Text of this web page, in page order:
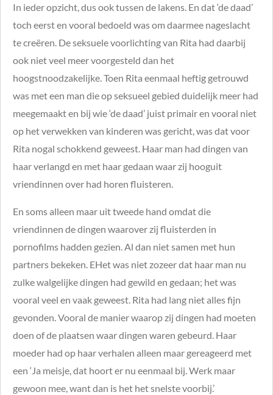
In ieder opzicht, dus ook tussen de lakens. En dat ‘de daad’
toch eerst en vooral bedoeld was om daarmee nageslacht
te creëren. De seksuele voorlichting van Rita had daarbij
ook niet veel meer voorgesteld dan het
hoogstnoodzakelijke. Toen Rita eenmaal heftig getrouwd
was met een man die op seksueel gebied duidelijk meer had
meegemaakt en bij wie ‘de daad’ juist primair en vooral niet
op het verwekken van kinderen was gericht, was dat voor
Rita nogal schokkend geweest. Haar man had dingen van
haar verlangd en met haar gedaan waar zij hooguit
vriendinnen over had horen fluisteren.
En soms alleen maar uit tweede hand omdat die
vriendinnen de dingen waarover zij fluisterden in
pornofilms hadden gezien. Al dan niet samen met hun
partners bekeken. EHet was niet zozeer dat haar man nu
zulke walgelijke dingen had gewild en gedaan; het was
vooral veel en vaak geweest. Rita had lang niet alles fijn
gevonden. Vooral de manier waarop zij dingen had moeten
doen of de plaatsen waar dingen waren gebeurd. Haar
moeder had op haar verhalen alleen maar gereageerd met
een ‘Ja meisje, dat hoort er nu eenmaal bij. Werk maar
gewoon mee, want dan is het het snelste voorbij.’